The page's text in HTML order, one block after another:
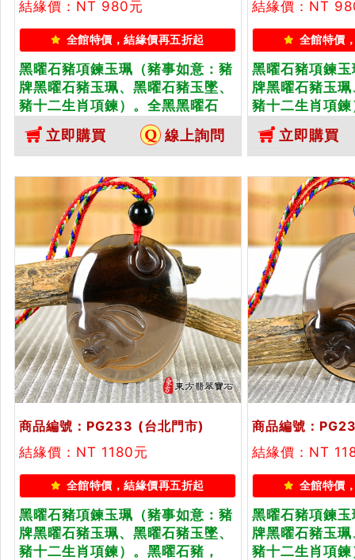
結緣價：NT 980元
全館特價，結緣價再五折起
黑曜石豬項鍊玉珮（豬事如意：豬
牌黑曜石豬玉珮、黑曜石豬玉墜、
豬十二生肖項鍊）。全黑黑曜石
豬，PG035。客製化訂做各種黑曜
石豬吊墜玉珮項鍊。★附東方翡翠
寶石保證卡
立即購買 線上詢問
結緣價：NT
全館特價
黑曜石豬項鍊
牌黑曜石豬玉
豬十二生肖項
豬，PG036。
石豬吊墜玉珮
寶石保證卡
立即購買
商品編號：PG233 (台北門市)
結緣價：NT 1180元
全館特價，結緣價再五折起
黑曜石豬項鍊玉珮（豬事如意：豬
牌黑曜石豬玉珮、黑曜石豬玉墜、
豬十二生肖項鍊）。黑曜石豬，
商品編號：
結緣價：NT
全館特價
黑曜石豬項鍊
牌黑曜石豬玉
豬十二生肖項